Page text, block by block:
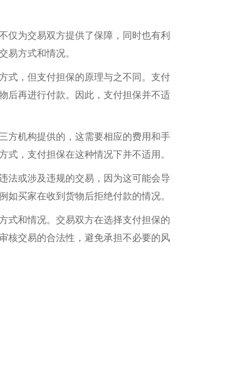
仅为交易双方提供了保障，同时也有利
方式和情况。
式，但支付担保的原理与之不同。支付
后再进行付款。因此，支付担保并不适
方机构提供的，这需要相应的费用和手
，支付担保在这种情况下并不适用。
法或涉及违规的交易，因为这可能会导
买家在收到货物后拒绝付款的情况。
式和情况。交易双方在选择支付担保的
核交易的合法性，避免承担不必要的风